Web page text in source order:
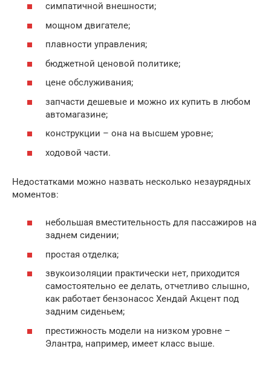
симпатичной внешности;
мощном двигателе;
плавности управления;
бюджетной ценовой политике;
цене обслуживания;
запчасти дешевые и можно их купить в любом
автомагазине;
конструкции – она на высшем уровне;
ходовой части.
Недостатками можно назвать несколько незаурядных
моментов:
небольшая вместительность для пассажиров на
заднем сидении;
простая отделка;
звукоизоляции практически нет, приходится
самостоятельно ее делать, отчетливо слышно,
как работает бензонасос Хендай Акцент под
задним сиденьем;
престижность модели на низком уровне –
Элантра, например, имеет класс выше.